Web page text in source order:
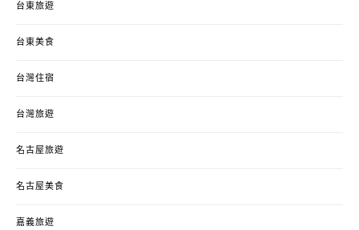
台東旅遊
台東美食
台灣住宿
台灣旅遊
名古屋旅遊
名古屋美食
嘉義旅遊